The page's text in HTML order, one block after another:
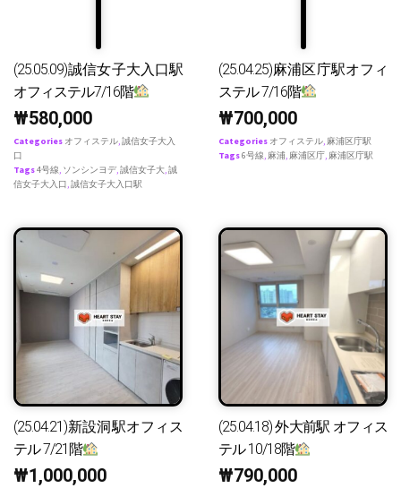
(25.05.09)誠信女子大入口駅
オフィステル7/16階
₩580,000
Categories オフィステル,誠信女子大入
口
Tags4号線, ソンシンヨデ,誠信女子大,誠
信女子大入口,誠信女子大入口駅
(25.04.25)麻浦区庁駅オフィ
ステル 7/16階
₩700,000
Categories オフィステル, 麻浦区庁駅
Tags6号線, 麻浦, 麻浦区庁, 麻浦区庁駅
(25.04.21)新設洞駅オフィス
テル 7/21階
₩1,000,000
(25.04.18) 外大前駅 オフィス
テル 10/18階
₩790,000